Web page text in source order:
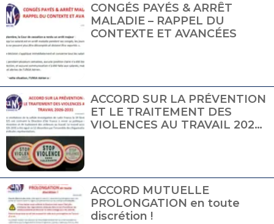
CONGÉS PAYÉS & ARRÊT
MALADIE – RAPPEL DU
CONTEXTE ET AVANCÉES
ACCORD SUR LA PRÉVENTION
ET LE TRAITEMENT DES
VIOLENCES AU TRAVAIL 2026-
ACCORD MUTUELLE
PROLONGATION en toute
discrétion !